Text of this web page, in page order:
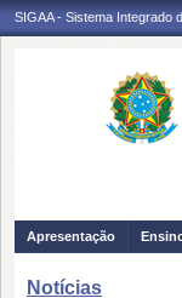
SIGAA - Sistema Integrado
Apresentação
Notícias